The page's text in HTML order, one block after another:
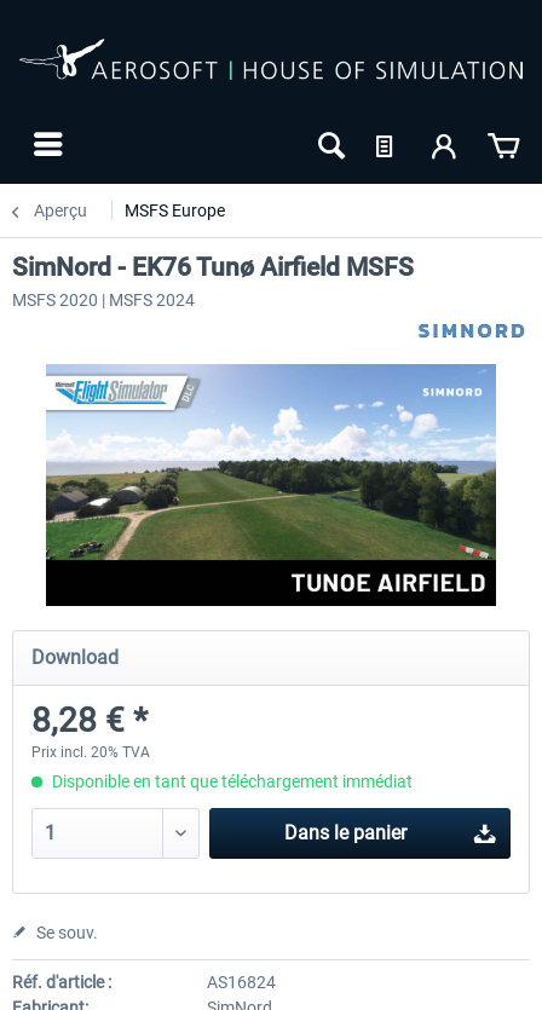
Aperçu MSFS Europe
Aerosoft Airport Cologne/Bonn
18,10 € *
sim-wings Hamburg
SimNord - EK76 Tunø Airfield MSFS
MSFS 2020 | MSFS 2024
Download
8,28 € *
Prix incl. 20% TVA
Disponible en tant que téléchargement immédiat
Dans le panier
Se souv.
Réf. d'article :
AS16824